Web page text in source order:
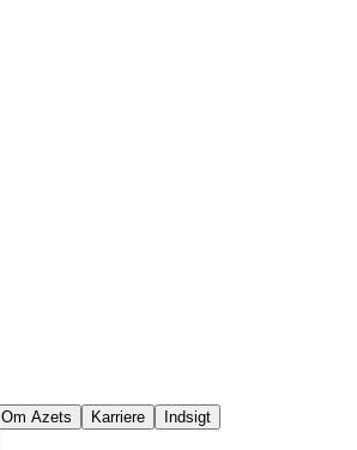
Om Azets Karriere Indsigt